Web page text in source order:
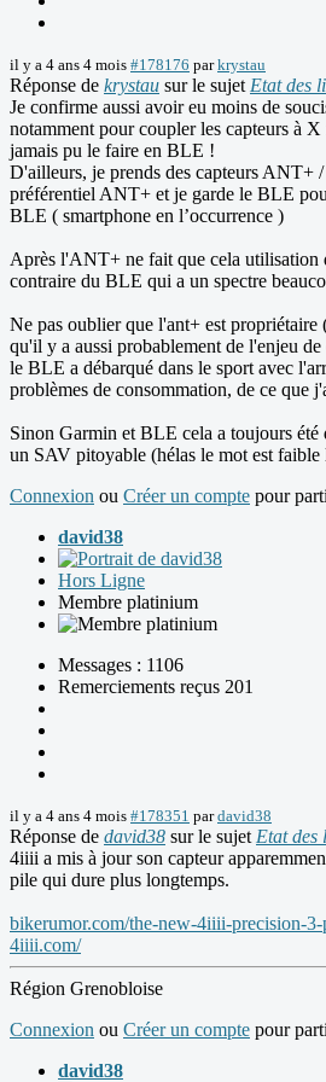
il y a 4 ans 4 mois #178176 parkrystau
Réponse de krystau sur le sujet Etat des
Je confirme aussi avoir eu moins de
notamment pour coupler les capteurs à
jamais pu le faire en BLE !
D'ailleurs, je prends des capteurs ANT+
préférentiel ANT+ et je garde le BLE
BLE ( smartphone en l’occurrence )
Après l'ANT+ ne fait que cela utilisation
contraire du BLE qui a un spectre
Ne pas oublier que l'ant+ est propriétaire
qu'il y a aussi probablement de l'enjeu
le BLE a débarqué dans le sport avec
problèmes de consommation, de ce que
Sinon Garmin et BLE cela a toujours été
un SAV pitoyable (hélas le mot est faible
Connexion ou Créer un compte pour
david38
Hors Ligne
Membre platinium
Messages : 1106
Remerciements reçus 201
il y a 4 ans 4 mois #178351 pardavid38
Réponse de david38 sur le sujet Etat des
4iiii a mis à jour son capteur
pile qui dure plus longtemps.
bikerumor.com/the-new-4iiii-precision-
4iiii.com/
Région Grenobloise
Connexion ou Créer un compte pour
david38